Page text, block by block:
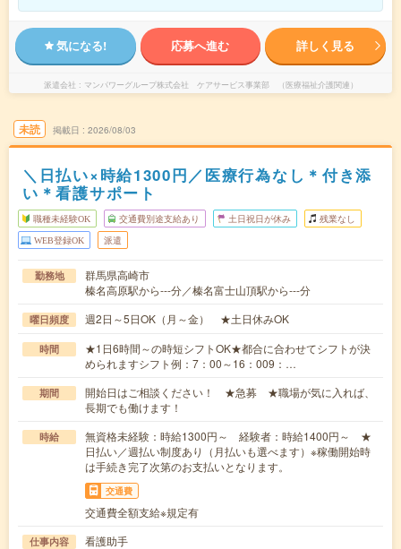
気になる! 応募へ進む 詳しく見る
派遣会社 マンパワーグループ株式会社 ケアサービス事業部 （医療福祉介護関連）
未読 掲載日 2026/08/03
＼日払い×時給1300円／医療行為なし＊付き添
い＊看護サポート
職種未経験OK 交通費別途支給あり 土日祝日が休み 残業なし
WEB登録OK 派遣
勤務地
群馬県高崎市
榛名高原駅から---分／榛名富士山頂駅から---分
曜日頻度 週2日～5日OK（月～金） ★土日休みOK
時間
★1日6時間～の時短シフトOK★都合に合わせてシフトが決
められますシフト例：7：00～16：009：…
期間
開始日はご相談ください！ ★急募 ★職場が気に入れば、
長期でも働けます！
時給
無資格未経験：時給1300円～ 経験者：時給1400円～ ★
日払い／週払い制度あり（月払いも選べます）※稼働開始時
は手続き完了次第のお支払いとなります。
交通費
交通費全額支給※規定有
仕事内容
看護助手